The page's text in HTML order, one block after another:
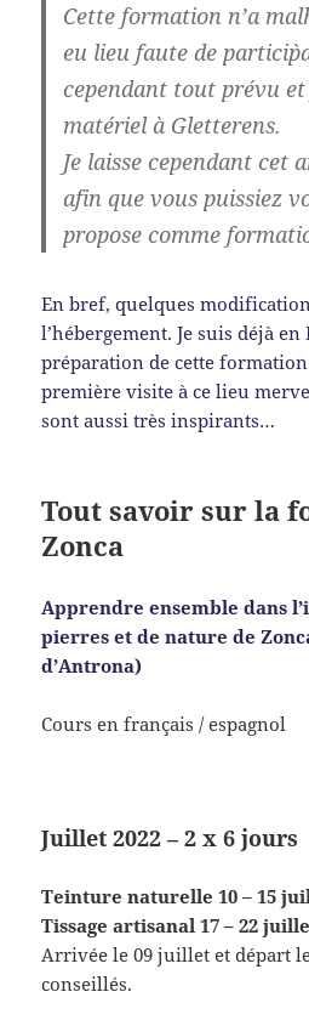
Cette formation n’a
eu lieu faute de
cependant tout prévu
matériel à Gletterens.
Je laisse cependant cet
afin que vous puissiez
propose comme
En bref, quelques
l’hébergement. Je suis déjà
préparation de cette
première visite à ce lieu
sont aussi très inspirants…
Tout savoir sur la
Zonca
Apprendre ensemble dans
pierres et de nature de
d’Antrona)
Cours en français / espagnol
Juillet 2022 – 2 x 6 jours
Teinture naturelle 10 – 15
Tissage artisanal 17 – 22
Arrivée le 09 juillet et départ
conseillés.